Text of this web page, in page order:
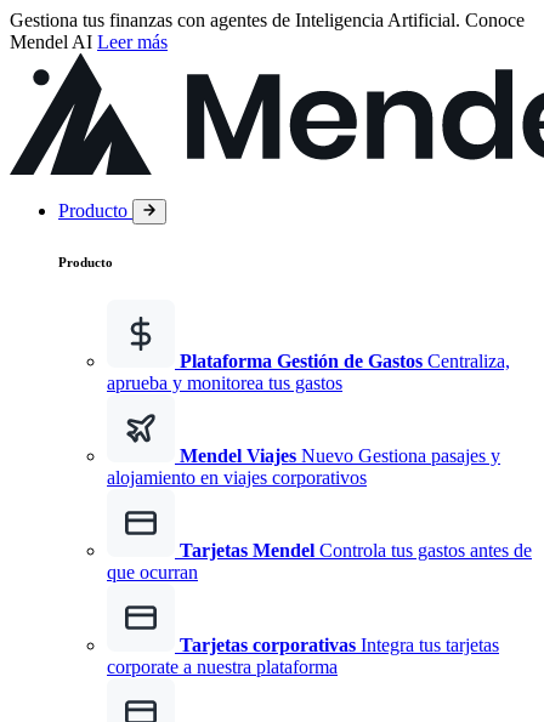
Gestiona tus finanzas con agentes de Inteligencia Artificial. Conoce
Mendel AI Leer más
Producto
Producto
Plataforma Gestión de Gastos Centraliza,
aprueba y monitorea tus gastos
Mendel Viajes Nuevo Gestiona pasajes y
alojamiento en viajes corporativos
Tarjetas Mendel Controla tus gastos antes de
que ocurran
Tarjetas corporativas Integra tus tarjetas
corporate a nuestra plataforma